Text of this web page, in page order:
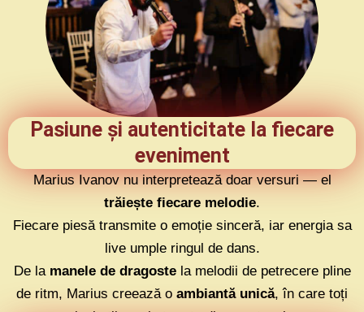
Pasiune și autenticitate la fiecare
eveniment
Marius Ivanov nu interpretează doar versuri — el
trăiește fiecare melodie.
Fiecare piesă transmite o emoție sinceră, iar energia sa
live umple ringul de dans.
De la manele de dragostela melodii de petrecere pline
de ritm, Marius creează o ambiantă unică, în care toți